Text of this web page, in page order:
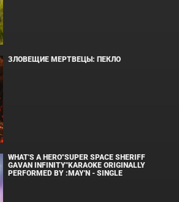
ЗЛОВЕЩИЕ МЕРТВЕЦЫ: ПЕКЛО
WHAT'S A HERO"SUPER SPACE SHERIFF
GAVAN INFINITY"KARAOKE ORIGINALLY
PERFORMED BY :MAY'N - SINGLE